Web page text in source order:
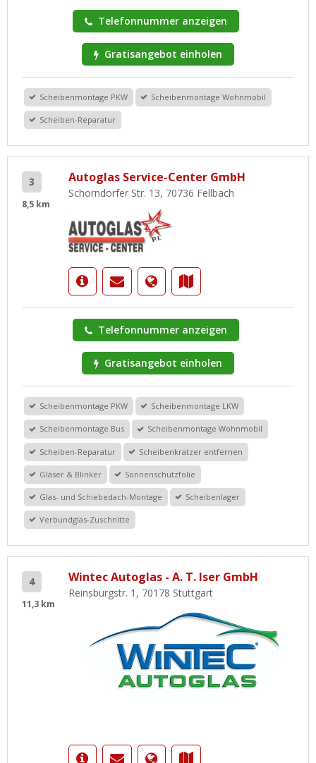
Telefonnummer anzeigen
Gratisangebot einholen
Scheibenmontage PKW Scheibenmontage Wohnmobil
Scheiben-Reparatur
3
8,5 km
Autoglas Service-Center GmbH
Schorndorfer Str. 13, 70736 Fellbach
Telefonnummer anzeigen
Gratisangebot einholen
Scheibenmontage PKW Scheibenmontage LKW
Scheibenmontage Bus Scheibenmontage Wohnmobil
Scheiben-Reparatur Scheibenkratzer entfernen
Gläser & Blinker Sonnenschutzfolie
Glas- und Schiebedach-Montage Scheibenlager
Verbundglas-Zuschnitte
4
11,3 km
Wintec Autoglas - A. T. Iser GmbH
Reinsburgstr. 1, 70178 Stuttgart